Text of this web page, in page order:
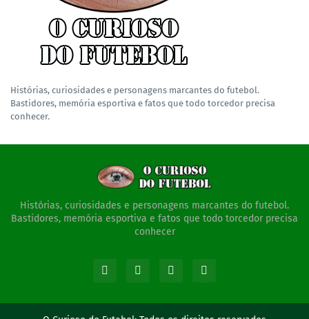
Histórias, curiosidades e personagens marcantes do futebol.
Bastidores, memória esportiva e fatos que todo torcedor precisa
conhecer.
Histórias, curiosidades e personagens marcantes do futebol.
Bastidores, memória esportiva e fatos que todo torcedor precisa
conhecer